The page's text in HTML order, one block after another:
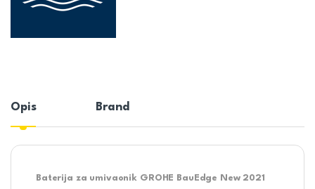
Opis Brand
Baterija za umivaonik GROHE BauEdge New 2021